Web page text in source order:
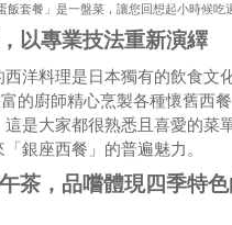
飯套餐」是一盤菜，讓您回想起小時候吃
以專業技法重新演繹
洋料理是日本獨有的飲食文
的廚師精心烹製各種懷舊西
這是大家都很熟悉且喜愛的菜
銀座西餐」的普遍魅力。
茶，品嚐體現四季特